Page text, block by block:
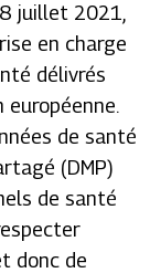
juillet 2021,
en charge
délivrés
de santé
(DMP)
de santé
donc de